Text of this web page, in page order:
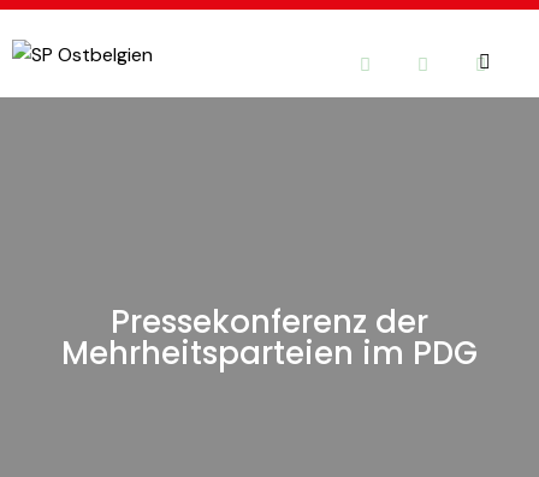
Pressekonferenz der
Mehrheitsparteien im PDG